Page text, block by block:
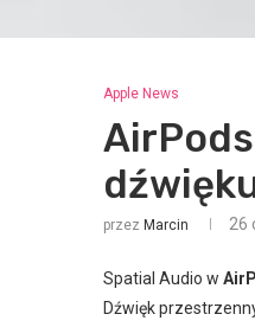
Apple News
przez Marcin 26
Spatial Audio w
Dźwięk